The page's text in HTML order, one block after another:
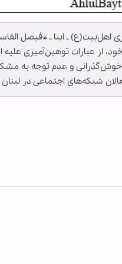
اهل‌بیت(ع) ـ ابنا ـ «فیصل
از عبارات توهین‌آمیزی علیه
خوش‌گذرانی و عدم توجه به
فعالان شبکه‌های اجتماعی در